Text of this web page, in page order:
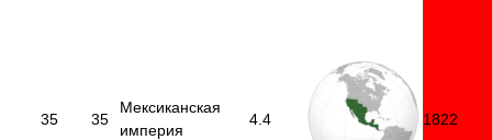
35 35
Мексиканская
империя
4.4 1822